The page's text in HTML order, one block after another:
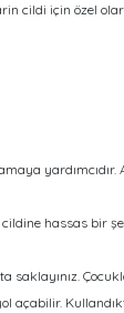
cildi için özel
hassas bir
saklayınız.
açabilir.